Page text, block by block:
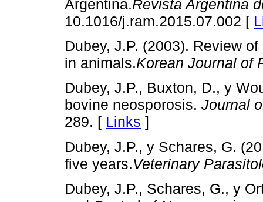
Argentina.Revista Argentina
10.1016/j.ram.2015.07.002 [
Dubey, J.P. (2003). Review
in animals.Korean Journal of
Dubey, J.P., Buxton, D., y
bovine neosporosis. Journal
289. [ Links ]
Dubey, J.P., y Schares, G.
five years.Veterinary
Dubey, J.P., Schares, G., y